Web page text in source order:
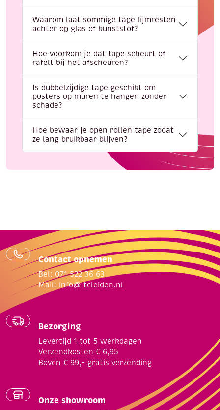
Waarom laat sommige tape lijmresten
achter op glas of kunststof?
Hoe voorkom je dat tape scheurt of
rafelt bij het afscheuren?
Is dubbelzijdige tape geschikt om
posters op muren te hangen zonder
schade?
Hoe bewaar je open rollen tape zodat
ze lang bruikbaar blijven?
Contact opnemen
Bel: 071 522 36 63
Mail: info@ltcleiden.nl
Bezorging
Levertijd 1 tot 5 werkdagen
Verzendkosten € 6,95
Boven € 99,- gratis verzending
Onze showroom